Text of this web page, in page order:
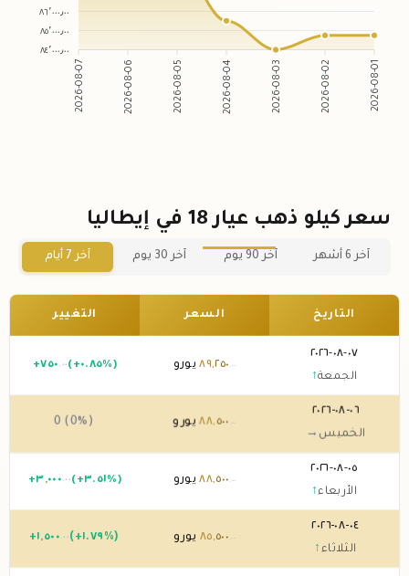
٨٦٬٠٠٠٫٠٠
٨٥٬٠٠٠٫٠٠
٨٤٬٠٠٠٫٠٠
2026-08-07 2026-08-06 2026-08-05 2026-08-04 2026-08-03 2026-08-02 2026-08-01
سعر كيلو ذهب عيار 18 في إيطاليا
آخر 6 أشهر آخر 90 يوم آخر 30 يوم آخر 7 أيام
التاريخ السعر التغيير
٠٧-٠٨-٢٠٢٦
الجمعة↑
٨٩,٢٥٠ .٠٠ يورو +٧٥٠ .٠٠ (+٠.٨٥%)
٠٦-٠٨-٢٠٢٦
الخميس →
٨٨,٥٠٠ يورو 0 (0%)
٠٥-٠٨-٢٠٢٦
الأربعاء↑
٨٨,٥٠٠ .٠٠ يورو +٣ ,٠٠٠ .٠٠ (+٣.٥١%)
٠٤-٠٨-٢٠٢٦
الثلاثاء ↑
٨٥,٥٠٠ .٠٠ يورو +١,٥٠٠ .٠٠ (+١.٧٩%)